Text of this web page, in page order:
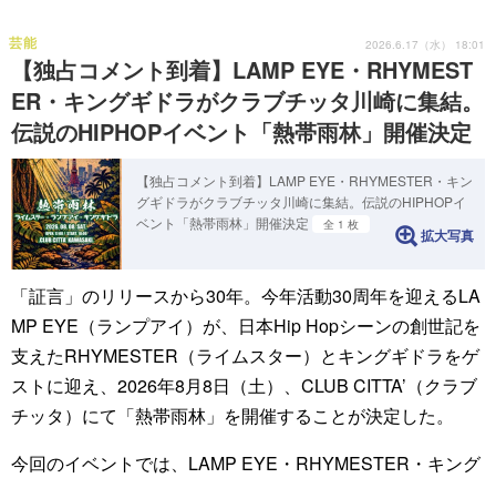
【独占コメント到着】LAMP EYE・RHYMEST
ER・キングギドラがクラブチッタ川崎に集結。
伝説のHIPHOPイベント「熱帯雨林」開催決定
芸能 2026.6.17（水） 18:01
【独占コメント到着】LAMP EYE・RHYMESTER・キン
グギドラがクラブチッタ川崎に集結。伝説のHIPHOPイ
ベント「熱帯雨林」開催決定
全 1 枚
拡大写真
「証言」のリリースから30年。今年活動30周年を迎えるLA
MP EYE（ランプアイ）が、日本Hip Hopシーンの創世記を
支えたRHYMESTER（ライムスター）とキングギドラをゲ
ストに迎え、2026年8月8日（土）、CLUB CITTA’（クラブ
チッタ）にて「熱帯雨林」を開催することが決定した。
今回のイベントでは、LAMP EYE・RHYMESTER・キング